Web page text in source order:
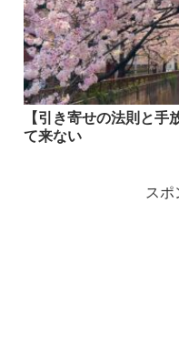
【引き寄せの法則と手
て来ない
スポ